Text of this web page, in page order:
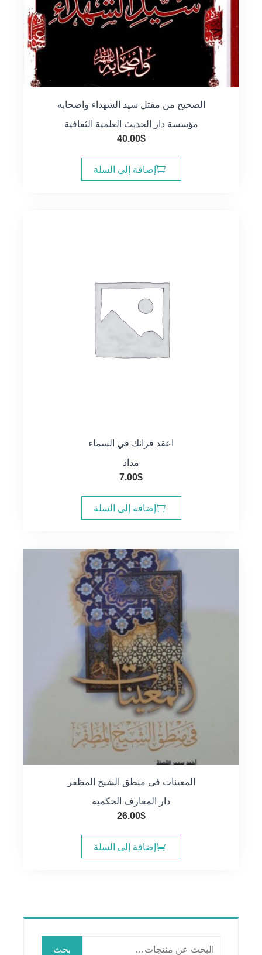
الصحيح من مقتل سيد الشهداء واصحابه
مؤسسة دار الحديث العلمية الثقافية
40.00$
إضافة إلى السلة
اعقد قرانك في السماء
مداد
7.00$
إضافة إلى السلة
المعينات في منطق الشيخ المظفر
دار المعارف الحكمية
26.00$
إضافة إلى السلة
بحث